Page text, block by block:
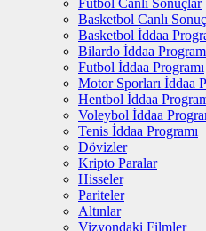
Futbol Canlı Sonuçlar
Basketbol Canlı
Basketbol İddaa
Bilardo İddaa
Futbol İddaa Programı
Motor Sporları İddaa
Hentbol İddaa
Voleybol İddaa
Tenis İddaa Programı
Dövizler
Kripto Paralar
Hisseler
Pariteler
Altınlar
Vizyondaki Filmler